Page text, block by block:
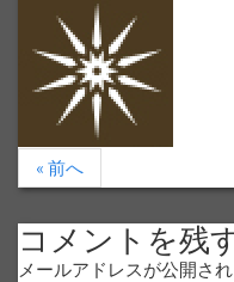
« 前へ
コメントを残
メールアドレスが公開さ